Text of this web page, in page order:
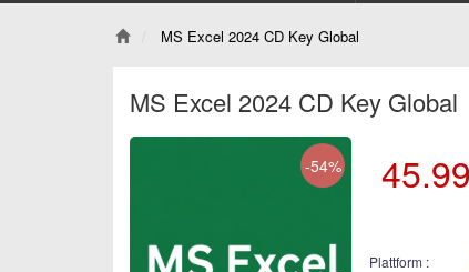
MS Excel 2024 CD Key Global
MS Excel 2024 CD Key Global
-54% 45.99
Plattform :